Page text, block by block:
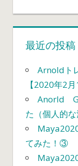
最近の投稿
Arnoldト
【2020年2
Anorld
た（個人的な
てみた！③